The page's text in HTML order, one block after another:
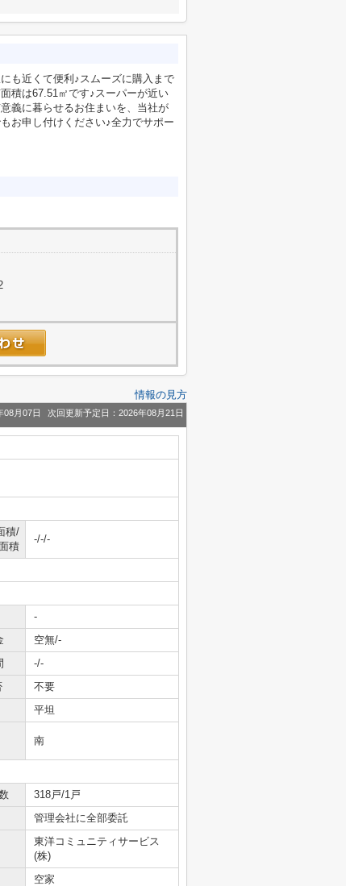
も近くて便利♪スムーズに購入まで
積は67.51㎡です♪スーパーが近い
義に暮らせるお住まいを、当社が
お申し付けください♪全力でサポー
情報の見方
08月07日 次回更新予定日：2026年08月21日
積/
積
-/-/-
-
空無/-
-/-
不要
平坦
南
318戸/1戸
管理会社に全部委託
東洋コミュニティサービス
(株)
空家